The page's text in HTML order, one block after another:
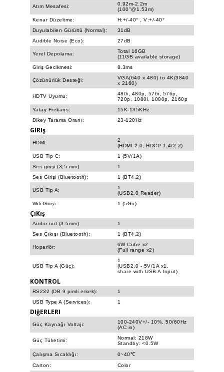
Atım Mesafesi:
0.92m-2.2m
(100"@1.53m)
Kenar Düzeltme:
H:+/-40° , V:+/-40°
Duyulabilen Gürültü (Normal):
31dB
Audible Noise (Eco):
27dB
Yerel Depolama:
Total 16GB
(11GB available storage)
Giriş Gecikmesi:
8.3ms
Çözünürlük Desteği:
VGA(640 x 480) to 4K(3840
x 2160)
HDTV Uyumu:
480i, 480p, 576i, 576p,
720p, 1080i, 1080p, 2160p
Yatay Frekans:
15K-135KHz
Dikey Tarama Oranı:
23-120Hz
GIRIş
HDMI:
2
(HDMI 2.0, HDCP 1.4/2.2)
USB Tip C:
1 (5V/1A)
Ses girişi (3,5 mm):
1
Ses Girişi (Bluetooth):
1 (BT4.2)
USB Tip A:
1
(USB2.0 Reader)
Wifi Girişi:
1 (5Gn)
ÇıKış
Audio-out (3.5mm):
1
Ses Çıkışı (Bluetooth):
1 (BT4.2)
Hoparlör:
6W Cube x2
(Full range x2)
USB Tip A (Güç):
1
(USB2.0 - 5V/1A x1,
share with USB A Input)
KONTROL
RS232 (DB 9 pimli erkek):
1
USB Type A (Services):
1
DIğERLERI
Güç Kaynağı Voltajı:
100-240V+/- 10%, 50/60Hz
(AC in)
Güç Tüketimi:
Normal: 218W
Standby: <0.5W
Çalışma Sıcaklığı:
0~40℃
Carton:
Color